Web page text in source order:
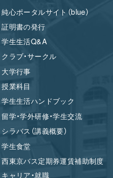
純心ポータルサイト（blue）
証明書の発行
学生生活Q&A
クラブ・サークル
大学行事
授業科目
学生生活ハンドブック
留学・学外研修・学生交流
シラバス（講義概要）
学生食堂
西東京バス定期券運賃補助制度
キャリア・就職